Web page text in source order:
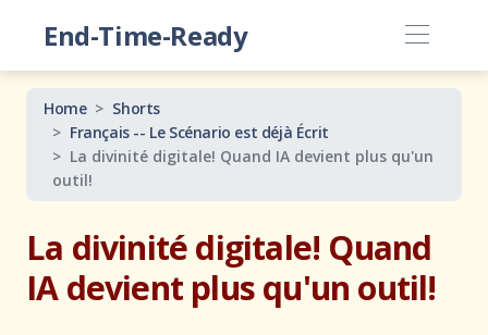
End-Time-Ready
Home
Shorts
Français -- Le Scénario est déjà Écrit
La divinité digitale! Quand IA devient plus qu'un
outil!
La divinité digitale! Quand
IA devient plus qu'un outil!